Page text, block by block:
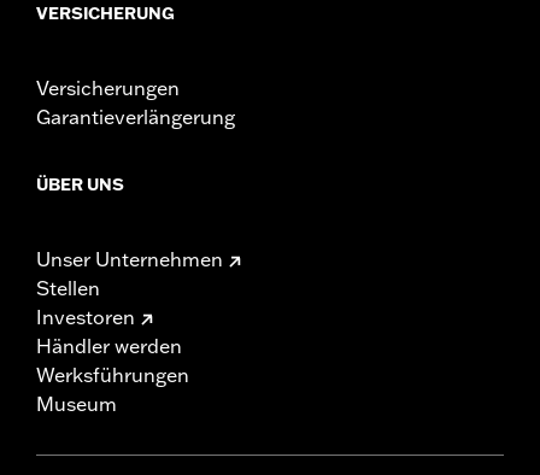
VERSICHERUNG
Versicherungen
Garantieverlängerung
ÜBER UNS
Unser Unternehmen
Stellen
Investoren
Händler werden
Werksführungen
Museum